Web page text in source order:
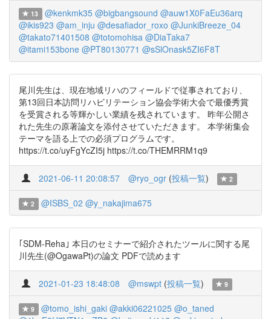
13 @kenkmk35 @bigbangsound @auw1X0FaEu36arq
@ikis923 @am_inju @desafiador_roxo @JunkiBreeze_04
@takato71401508 @totomohisa @DiaTaka7
@itami153bone @PT80130771 @sSlOnask5ZI6F8T
尾川先生は、現在地域リハのフィールドで従事されており、
第13回日本訪問リハビリテーション協会学術大会で最優秀賞
を受賞される等輝かしい業績を残されています。 昨年公開さ
れた先生の原著論文を添付させていただきます。 本学術集会
テーマを語る上での必須プログラムです。
https://t.co/uyFgYcZI5j https://t.co/THEMRRM1q9
2021-06-11 20:08:57 @ryo_ogr (投稿一覧) 2
2 @ISBS_02 @y_nakajima675
｢SDM-Reha｣ 本日のセミナーで紹介されたツールに関する尾
川先生(@OgawaPt)の論文 PDFで読めます
2021-01-23 18:48:08 @mswpt (投稿一覧) 9
9 @tomo_ishi_gaki @akki06221025 @o_taned